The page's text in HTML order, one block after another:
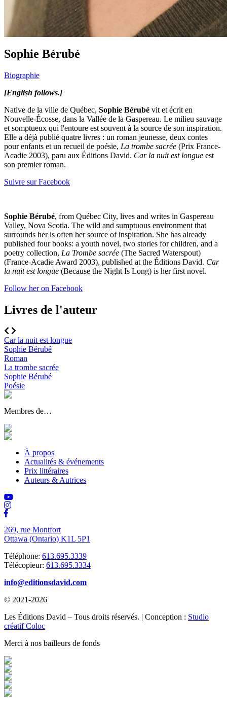
Sophie Bérubé
Biographie
[English follows.]
Native de la ville de Québec, Sophie Bérubé vit et écrit en
Nouvelle-Écosse, dans la Vallée de la Gaspereau. Le milieu sauvage
et somptueux qui l'entoure est souvent à la source de son inspiration.
Elle a déjà publié quatre livres : un roman jeunesse, deux contes
pour enfants et un recueil de poésie, La trombe sacrée (Prix France-
Acadie 2003), paru aux Éditions David. Car la nuit est longue est
son premier roman.
Suivre sur Facebook
Sophie Bérubé, from Québec City, lives and writes in Gaspereau
Valley, Nova Scotia. The wild and sumptuous environment that
surrounds heris often her source of inspiration. She has already
published fourbooks: a youth novel, two stories forchildren, and a
poetry collection, La Trombe sacrée (The Sacred Waterspout)
(France-Acadie Award 2003), published at the Éditions David. Car
la nuit estlongue (Because the Night Is Long) is herfirst novel.
Follow her on Facebook
Livres de l'auteur
Car la nuit est longue
Sophie Bérubé
Roman
La trombe sacrée
Sophie Bérubé
Poésie
Membres de…
À propos
Actualités & événements
Prix littéraires
Auteurs & Autrices
269, rue Montfort
Ottawa (Ontario) K1L 5P1
Téléphone: 613.695.3339
Télécopieur: 613.695.3334
info@editionsdavid.com
© 2021-2026
Les Éditions David – Tous droits réservés. | Conception : Studio
créatif Coloc
Merci à nos bailleurs de fonds